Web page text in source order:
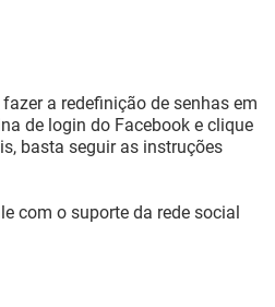
a redefinição de senhas em
de login do Facebook e clique
basta seguir as instruções
com o suporte da rede social